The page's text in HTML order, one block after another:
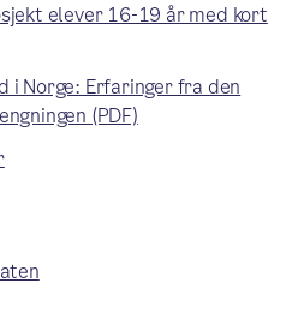
elever 16-19 år med kort
i Norge: Erfaringer fra den
(PDF)